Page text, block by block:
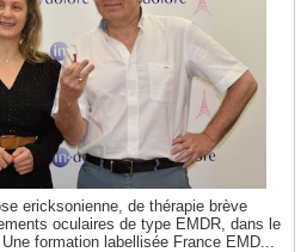
ericksonienne, de thérapie brève
oculaires de type EMDR, dans le
formation labellisée France EMD...